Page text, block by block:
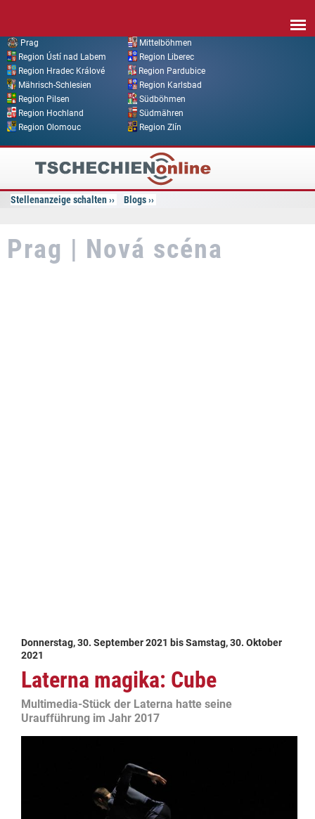
Prag
Mittelböhmen
Region Ústí nad Labem
Region Liberec
Region Hradec Králové
Region Pardubice
Mährisch-Schlesien
Region Karlsbad
Region Pilsen
Südböhmen
Region Hochland
Südmähren
Region Olomouc
Region Zlín
Tschechien
Online
Stellenanzeige schalten Blogs
Prag | Nová scéna
Donnerstag, 30. September 2021 bisSamstag, 30. Oktober
2021
Laterna magika: Cube
Multimedia-Stück der Laterna hatte seine
Uraufführung im Jahr 2017